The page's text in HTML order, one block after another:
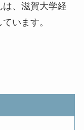
、滋賀大学経
います。